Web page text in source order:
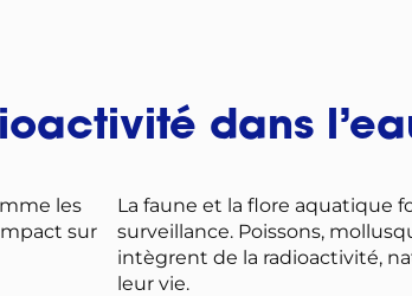
dans
les
sur
La faune et la flore aquatique
surveillance. Poissons,
intègrent de la radioactivité,
leur vie.